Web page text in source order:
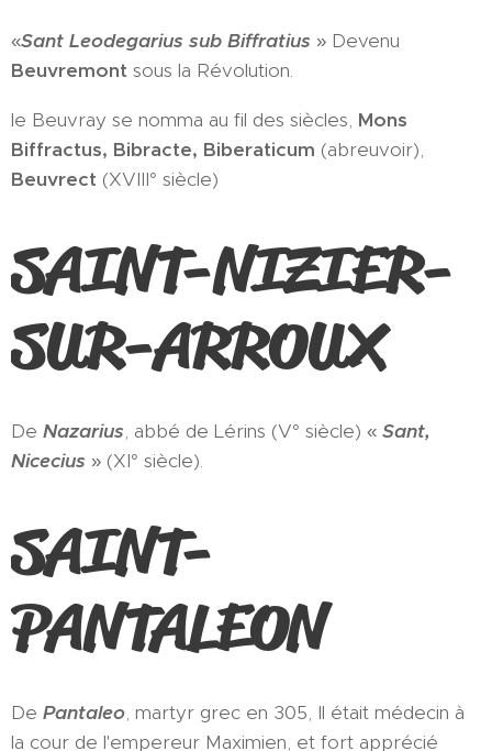
«Sant Leodegarius sub Biffratius » Devenu
Beuvremont sous la Révolution.
le Beuvray se nomma au fil des siècles, Mons
Biffractus, Bibracte, Biberaticum (abreuvoir),
Beuvrect (XVIII° siècle)
SAINT-NIZIER-
SUR-ARROUX
De Nazarius, abbé de Lérins (V° siècle) « Sant,
Nicecius » (XI° siècle).
SAINT-
PANTALEON
De Pantaleo, martyr grec en 305, Il était médecin à
la cour de l'empereur Maximien, et fort apprécié